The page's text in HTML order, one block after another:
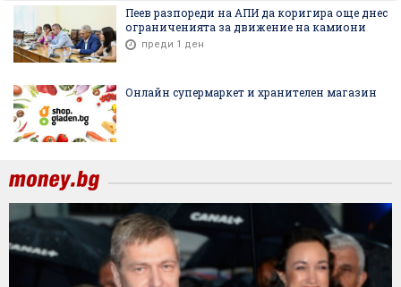
Пеев разпореди на АПИ да коригира още днес
ограниченията за движение на камиони
преди 1 ден
Онлайн супермаркет и хранителен магазин